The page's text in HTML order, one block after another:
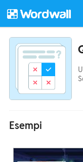
Esempi